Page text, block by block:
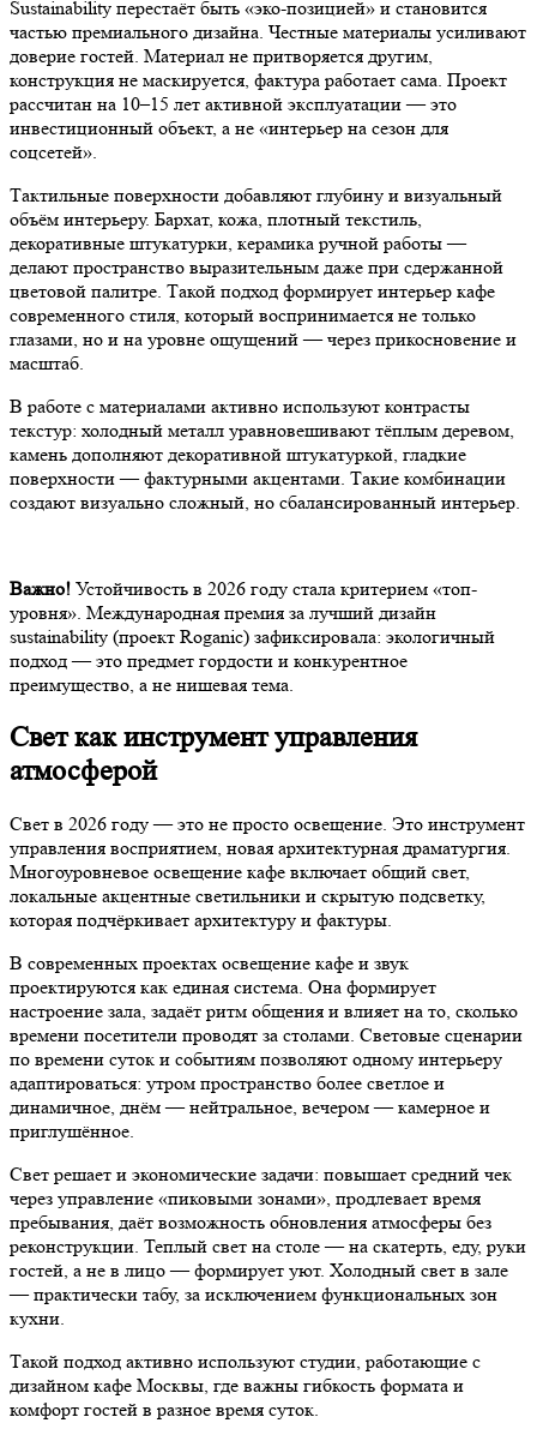
Sustainability перестаёт быть «эко-позицией» и становится
частью премиального дизайна. Честные материалы усиливают
доверие гостей. Материал не притворяется другим,
конструкция не маскируется, фактура работает сама. Проект
рассчитан на 10–15 лет активной эксплуатации — это
инвестиционный объект, а не «интерьер на сезон для
соцсетей».
Тактильные поверхности добавляют глубину и визуальный
объём интерьеру. Бархат, кожа, плотный текстиль,
декоративные штукатурки, керамика ручной работы —
делают пространство выразительным даже при сдержанной
цветовой палитре. Такой подход формирует интерьер кафе
современного стиля, который воспринимается не только
глазами, но и на уровне ощущений — через прикосновение и
масштаб.
В работе с материалами активно используют контрасты
текстур: холодный металл уравновешивают тёплым деревом,
камень дополняют декоративной штукатуркой, гладкие
поверхности — фактурными акцентами. Такие комбинации
создают визуально сложный, но сбалансированный интерьер.
Важно! Устойчивость в 2026 году стала критерием «топ-
уровня». Международная премия за лучший дизайн
sustainability (проект Roganic) зафиксировала: экологичный
подход — это предмет гордости и конкурентное
преимущество, а не нишевая тема.
Свет как инструмент управления
атмосферой
Свет в 2026 году — это не просто освещение. Это инструмент
управления восприятием, новая архитектурная драматургия.
Многоуровневое освещение кафе включает общий свет,
локальные акцентные светильники и скрытую подсветку,
которая подчёркивает архитектуру и фактуры.
В современных проектах освещение кафе и звук
проектируются как единая система. Она формирует
настроение зала, задаёт ритм общения и влияет на то, сколько
времени посетители проводят за столами. Световые сценарии
по времени суток и событиям позволяют одному интерьеру
адаптироваться: утром пространство более светлое и
динамичное, днём — нейтральное, вечером — камерное и
приглушённое.
Свет решает и экономические задачи: повышает средний чек
через управление «пиковыми зонами», продлевает время
пребывания, даёт возможность обновления атмосферы без
реконструкции. Теплый свет на столе — на скатерть, еду, руки
гостей, а не в лицо — формирует уют. Холодный свет в зале
— практически табу, за исключением функциональных зон
кухни.
Такой подход активно используют студии, работающие с
дизайном кафе Москвы, где важны гибкость формата и
комфорт гостей в разное время суток.